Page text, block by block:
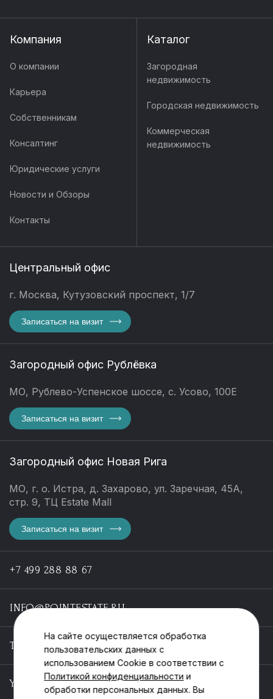
Компания
О компании
Карьера
Собственникам
Консалтинг
Юридические услуги
Новости и Обзоры
Контакты
Каталог
Загородная
недвижимость
Городская недвижимость
Коммерческая
недвижимость
Центральный офис
г. Москва, Кутузовский проспект, 1/7
Записаться на визит
Загородный офис Рублёвка
МО, Рублево-Успенское шоссе, с. Усово, 100Е
Записаться на визит
Загородный офис Новая Рига
МО, г. о. Истра, д. Захарово, ул. Заречная, 45А,
стр. 9, ТЦ Estate Mall
Записаться на визит
+7 499 288 88 67
INFO@POINTESTATE.RU
TELEGRAM
YOUTUBE
На сайте осуществляется обработка
пользовательских данных с
использованием Cookie в соответствии с
Политикой конфиденциальности и
обработки персональных данных. Вы